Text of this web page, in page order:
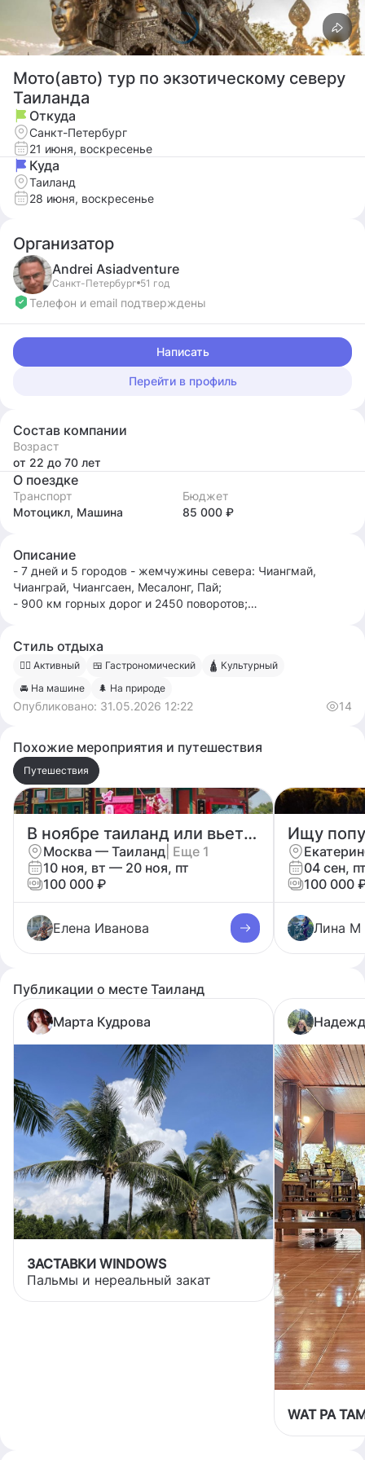
Мото(авто) тур по экзотическому северу
Таиланда
Откуда
Санкт-Петербург
21 июня, воскресенье
Куда
Таиланд
28 июня, воскресенье
Организатор
Andrei Asiadventure
Санкт-Петербург 51 год
Телефон и email подтверждены
Написать
Перейти в профиль
Состав компании
Возраст
от 22 до 70 лет
О поездке
Транспорт
Мотоцикл, Машина
Бюджет
85 000 ₽
Описание
- 7 дней и 5 городов - жемчужины севера: Чиангмай,
Чианграй, Чиангсаен, Месалонг, Пай;
- 900 км горных дорог и 2450 поворотов;
фотоспоты;
- Романтика дорог и живые не фильтрованные впечатления;
Чайные плантации, горные серпантины, водопады, горячие
источники, джунгли, храмы, пещеры и каньон - полная
Пишите, скину полную программу.
Стиль отдыха
🧍‍♀️ Активный 🍱 Гастрономический
🛕 Культурный
🚘 На машине
🌲 На природе
Опубликовано: 31.05.2026 12:22 14
Похожие мероприятия и путешествия
Путешествия
В ноябре таиланд или вьетнам
Москва — Таиланд | Еще 1
10 ноя, вт — 20 ноя, пт
100 000 ₽
Елена Иванова
Ищу
04 сен,
100 000
Лина М
Публикации о месте Таиланд
Марта Кудрова
ЗАСТАВКИ WINDOWS
Пальмы и нереальный закат
WAT PA